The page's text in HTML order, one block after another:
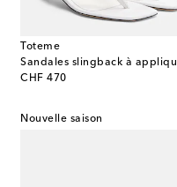
Toteme
CHF 470
original price
Nouvelle saison